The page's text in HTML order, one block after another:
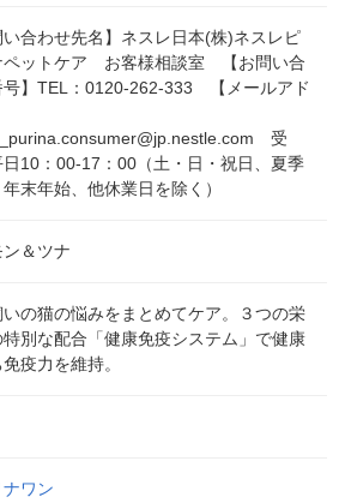
い合わせ先名】ネスレ日本(株)ネスレピ
ペットケア お客様相談室 【お問い合
号】TEL：0120-262-333 【メールアド
受
日10：00-17：00（土・日・祝日、夏季
末年始、他休業日を除く）
＆ツナ
の猫の悩みをまとめてケア。３つの栄
別な配合「健康免疫システム」で健康
疫力を維持。
ナワン